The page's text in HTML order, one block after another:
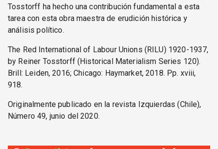
Tosstorff ha hecho una contribución fundamental a esta
tarea con esta obra maestra de erudición histórica y
análisis político.
The Red International of Labour Unions (RILU) 1920-1937,
by Reiner Tosstorff (Historical Materialism Series 120).
Brill: Leiden, 2016; Chicago: Haymarket, 2018. Pp. xviii,
918.
Originalmente publicado en la revista Izquierdas (Chile),
Número 49, junio del 2020.